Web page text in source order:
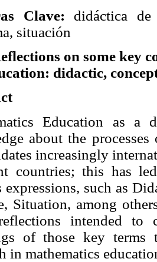
Clave: didáctica de
situación
on some key
didactic,
Education as
about the
increasingly
countries; this has
expressions, such as
Situation, among
intended to
of those key
in mathematics